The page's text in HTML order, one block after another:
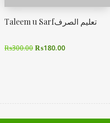
Taleem u Sarfتعلیم الصرف
₨300.00 ₨180.00